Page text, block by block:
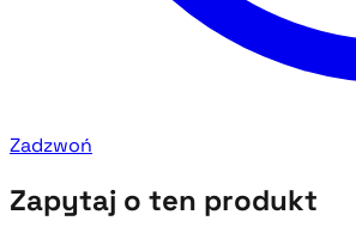
Zadzwoń
Zapytaj o ten produkt